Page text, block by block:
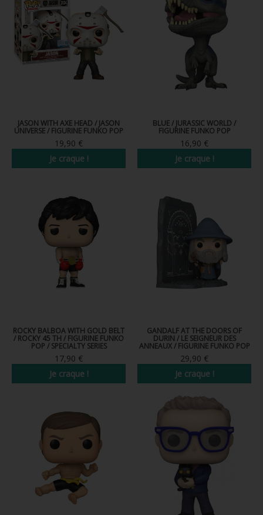
JASON WITH AXE HEAD / JASON
UNIVERSE / FIGURINE FUNKO POP
19,90 €
Je craque !
BLUE / JURASSIC WORLD /
FIGURINE FUNKO POP
16,90 €
Je craque !
ROCKY BALBOA WITH GOLD BELT
/ ROCKY 45 TH / FIGURINE FUNKO
POP / SPECIALTY SERIES
17,90 €
Je craque !
GANDALF AT THE DOORS OF
DURIN / LE SEIGNEUR DES
ANNEAUX / FIGURINE FUNKO POP
29,90 €
Je craque !